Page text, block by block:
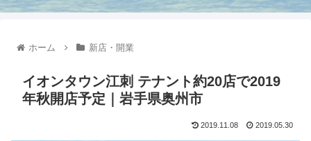
ホーム 新店・開業
イオンタウン江刺 テナント約20店で2019
年秋開店予定｜岩手県奥州市
2019.11.08 2019.05.30